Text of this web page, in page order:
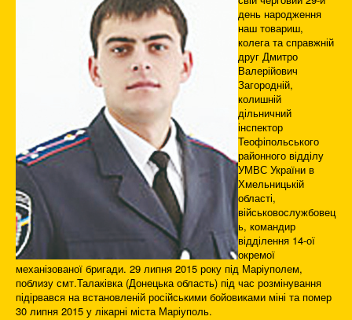
день народження
наш товариш,
колега та справжній
друг Дмитро
Валерійович
Загородній,
колишній
дільничний
інспектор
Теофіпольського
районного відділу
УМВС України в
Хмельницькій
області,
військовослужбовец
ь, командир
відділення 14-ої
окремої
механізованої бригади. 29 липня 2015 року під Маріуполем,
поблизу смт.Талаківка (Донецька область) під час розмінування
підірвався на встановленій російськими бойовиками міні та помер
30 липня 2015 у лікарні міста Маріуполь.